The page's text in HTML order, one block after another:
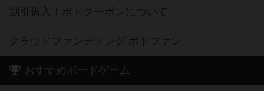
割引購入！ボドクーポンについて
クラウドファンディング ボドファン
おすすめボードゲーム